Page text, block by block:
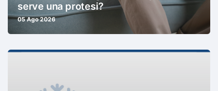
serve una protesi?
05 Ago 2026